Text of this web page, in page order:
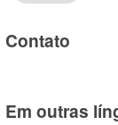
Contato
Em outras